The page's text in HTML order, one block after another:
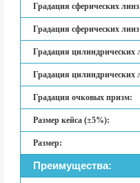
Градация сферических
Градация сферических
Градация цилиндрических
Градация цилиндрических
Градация очковых призм:
Размер кейса (±5%):
Размер:
Преимущества: